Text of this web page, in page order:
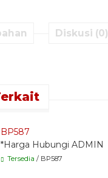
Diskusi (0)
BP587
*Harga Hubungi ADMIN
Tersedia / BP587